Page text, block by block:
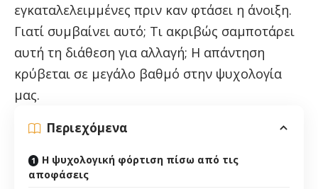
εγκαταλελειμμένες πριν καν φτάσει η άνοιξη.
Γιατί συμβαίνει αυτό; Τι ακριβώς σαμποτάρει
αυτή τη διάθεση για αλλαγή; Η απάντηση
κρύβεται σε μεγάλο βαθμό στην ψυχολογία
μας.
Περιεχόμενα
Η ψυχολογική φόρτιση πίσω από τις
αποφάσεις